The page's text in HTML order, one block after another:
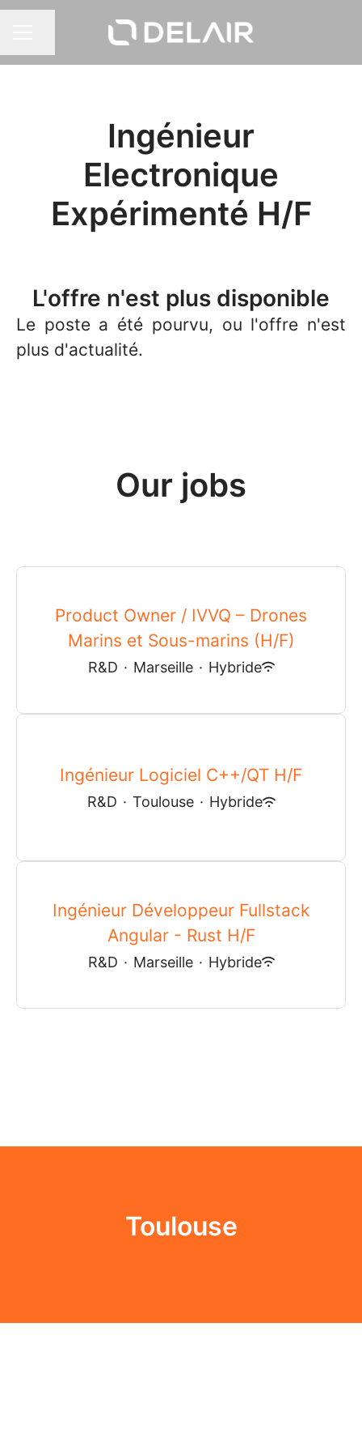
MENU CARRIÈRE
Partager la page
Ingénieur
Electronique
Expérimenté H/F
L'offre n'est plus disponible
Le poste a été pourvu, ou l'offre n'est
plus d'actualité.
Our jobs
Product Owner / IVVQ – Drones
Marins et Sous-marins (H/F)
R&D · Marseille · Hybride
Ingénieur Logiciel C++/QT H/F
R&D · Toulouse · Hybride
Ingénieur Développeur Fullstack
Angular - Rust H/F
R&D · Marseille · Hybride
Toulouse